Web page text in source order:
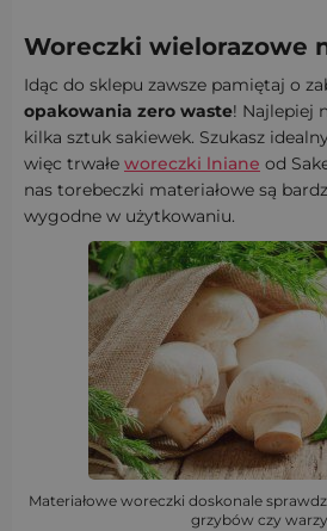
Woreczki wielorazowe
Idąc do sklepu zawsze pamiętaj o
opakowania zero waste! Najlepiej
kilka sztuk sakiewek. Szukasz
więc trwałe woreczki lniane od
nas torebeczki materiałowe są
wygodne w użytkowaniu.
Materiałowe woreczki doskonale
grzybów czy